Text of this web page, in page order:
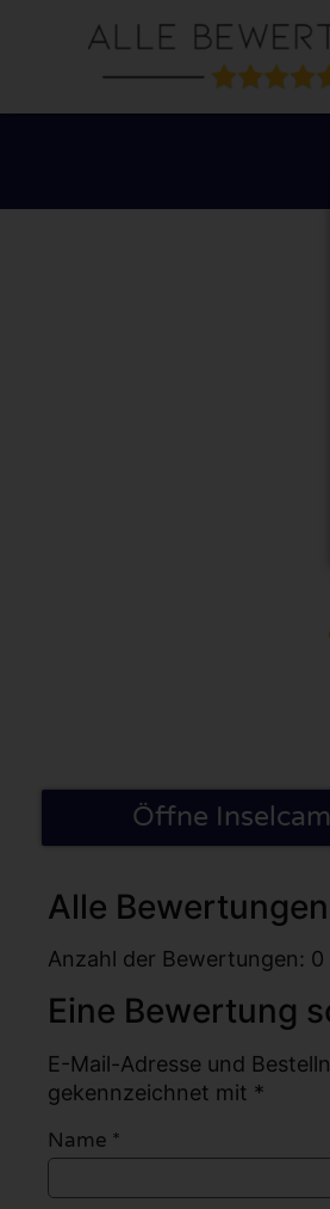
Öffne
Alle Bewertungen
Anzahl der Bewertungen: 0
Eine Bewertung
E-Mail-Adresse und
gekennzeichnet mit *
Name *